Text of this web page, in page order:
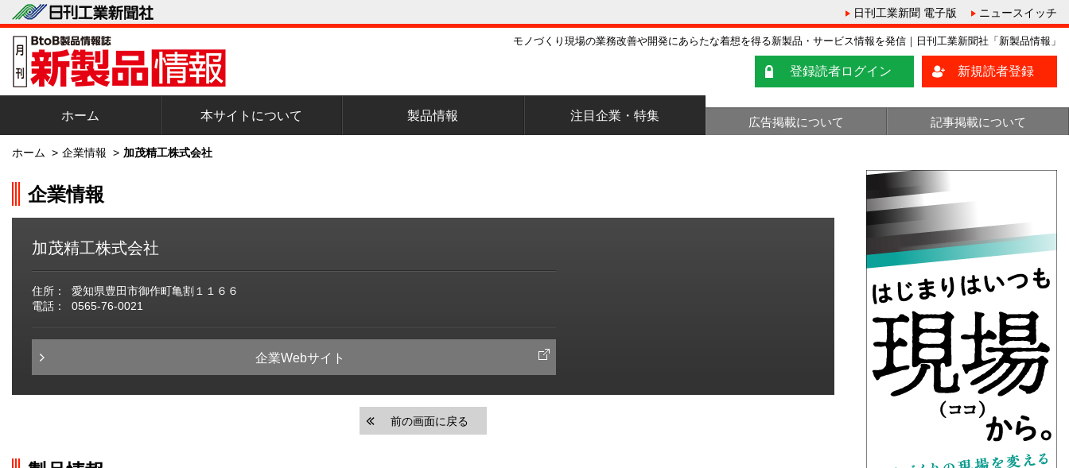
日刊工業新聞 電子版 ニュースイッチ
モノづくり現場の業務改善や開発にあらたな着想を得る新製品・サービス情報を発信｜日刊工業新聞社「新製品情報」
登録読者ログイン 新規読者登録
ホーム 本サイトについて 製品情報 注目企業・特集 広告掲載について 記事掲載について
ホーム > 企業情報 > 加茂精工株式会社
企業情報
加茂精工株式会社
住所：
愛知県豊田市御作町亀割１１６６
電話：
0565-76-0021
企業Webサイト
前の画面に戻る